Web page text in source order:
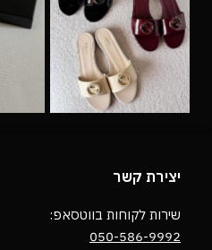
יצירת קשר
שירות לקוחות בווטסאפ:
050-586-9992